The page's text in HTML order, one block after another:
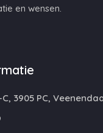
en wensen.
3905 PC,